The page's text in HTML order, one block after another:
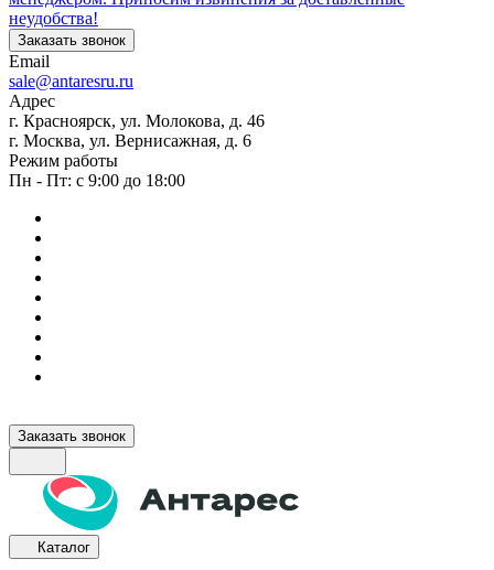
неудобства!
Заказать звонок
Email
sale@antaresru.ru
Адрес
г. Красноярск, ул. Молокова, д. 46
г. Москва, ул. Вернисажная, д. 6
Режим работы
Пн - Пт: с 9:00 до 18:00
Заказать звонок
Каталог